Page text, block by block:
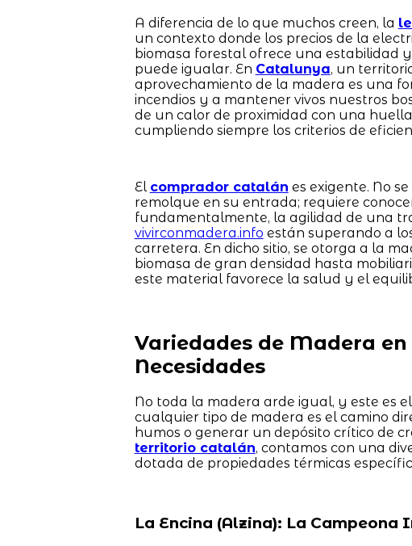
A diferencia de lo que muchos creen, la
un contexto donde los precios de la
biomasa forestal ofrece una estabilidad
puede igualar. En Catalunya, un
aprovechamiento de la madera es una
incendios y a mantener vivos nuestros
de un calor de proximidad con una
cumpliendo siempre los criterios de
El comprador catalán es exigente. No
remolque en su entrada; requiere
fundamentalmente, la agilidad de una
vivirconmadera.info están superando a
carretera. En dicho sitio, se otorga a la
biomasa de gran densidad hasta
este material favorece la salud y el
Variedades de Madera
Necesidades
No toda la madera arde igual, y este es
cualquier tipo de madera es el camino
humos o generar un depósito crítico de
territorio catalán, contamos con una
dotada de propiedades térmicas
La Encina (Alzina): La Campeona